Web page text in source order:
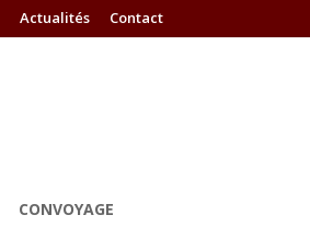
Actualités Contact
CONVOYAGE